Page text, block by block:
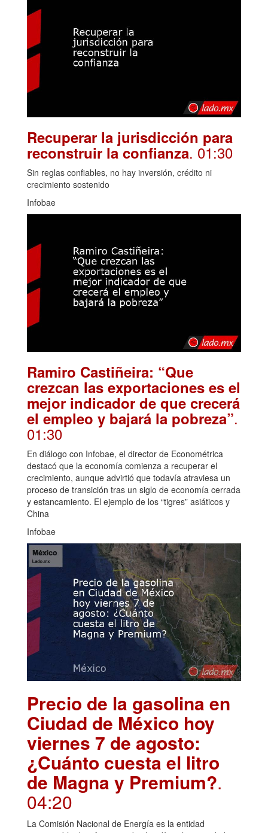
Recuperar la jurisdicción para
reconstruir la confianza. 01:30
Sin reglas confiables, no hay inversión, crédito ni
crecimiento sostenido
Infobae
Ramiro Castiñeira: “Que
crezcan las exportaciones es el
mejor indicador de que crecerá
el empleo y bajará la pobreza”.
01:30
En diálogo con Infobae, el director de Econométrica
destacó que la economía comienza a recuperar el
crecimiento, aunque advirtió que todavía atraviesa un
proceso de transición tras un siglo de economía cerrada
y estancamiento. El ejemplo de los “tigres” asiáticos y
China
Infobae
Precio de la gasolina en
Ciudad de México hoy
viernes 7 de agosto:
¿Cuánto cuesta el litro
de Magna y Premium?.
04:20
La Comisión Nacional de Energía es la entidad